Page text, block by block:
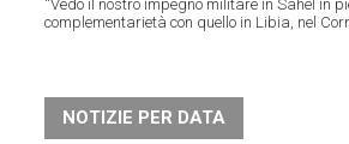
“Vedo il nostro impegno militare in Sahel in
complementarietà con quello in Libia, nel
NOTIZIE PER DATA